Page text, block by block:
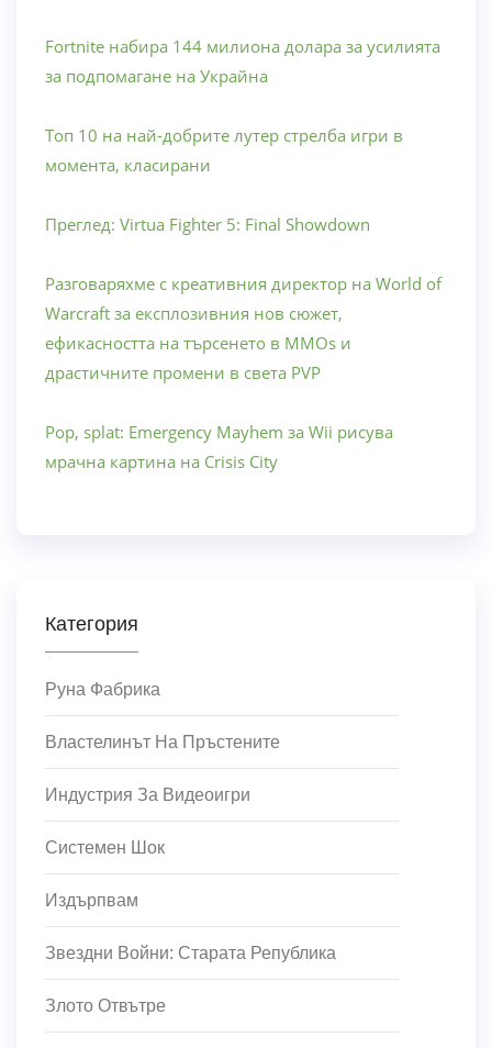
Fortnite набира 144 милиона долара за усилията
за подпомагане на Украйна
Топ 10 на най-добрите лутер стрелба игри в
момента, класирани
Преглед: Virtua Fighter 5: Final Showdown
Разговаряхме с креативния директор на World of
Warcraft за експлозивния нов сюжет,
ефикасността на търсенето в MMOs и
драстичните промени в света PVP
Pop, splat: Emergency Mayhem за Wii рисува
мрачна картина на Crisis City
Категория
Руна Фабрика
Властелинът На Пръстените
Индустрия За Видеоигри
Системен Шок
Издърпвам
Звездни Войни: Старата Република
Злото Отвътре